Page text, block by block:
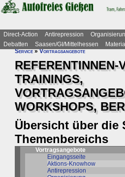
Direct-Action Antirepression
Debatten
Saasen/GI/Mittelhessen
Service»Vortragsangebote
REFERENTINNEN-
TRAININGS,
WORKSHOPS,
Übersicht über die
Themenbereichs
Vortragsangebote
Eingangsseite
Aktions-Knowhow
Antirepression